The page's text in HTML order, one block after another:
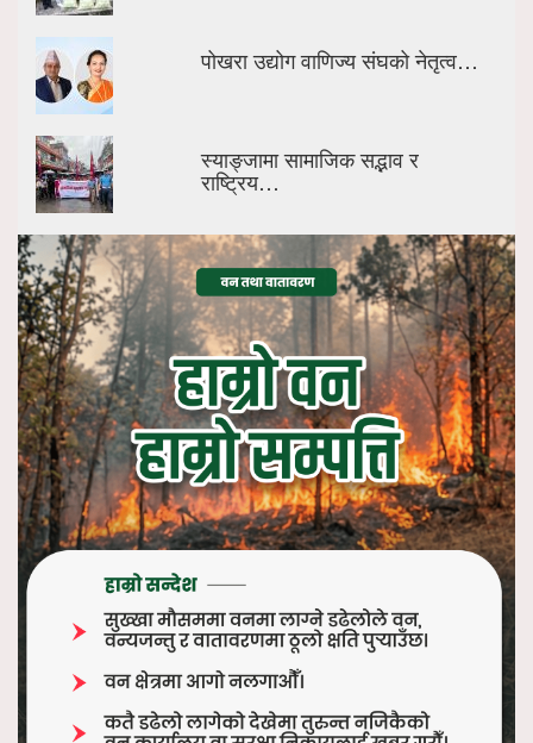
पोखरा उद्योग वाणिज्य संघको नेतृत्व…
स्याङ्जामा सामाजिक सद्भाव र
राष्ट्रिय…